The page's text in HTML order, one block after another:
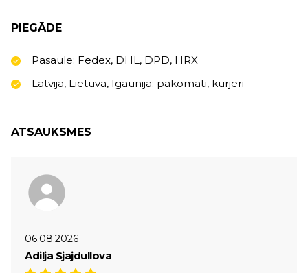
PIEGĀDE
Pasaule: Fedex, DHL, DPD, HRX
Latvija, Lietuva, Igaunija: pakomāti, kurjeri
ATSAUKSMES
06.08.2026
Adilja Sjajdullova